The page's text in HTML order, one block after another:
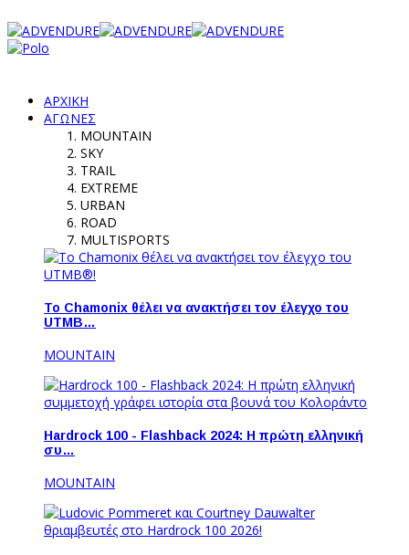
ΑΡΧΙΚΗ
ΑΓΩΝΕΣ
MOUNTAIN
SKY
TRAIL
EXTREME
URBAN
ROAD
MULTISPORTS
Το Chamonix θέλει να ανακτήσει τον έλεγχο του
UTMB…
MOUNTAIN
Hardrock 100 - Flashback 2024: Η πρώτη ελληνική
συ…
MOUNTAIN